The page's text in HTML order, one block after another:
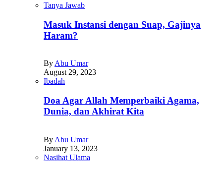
Tanya Jawab
Masuk Instansi dengan Suap, Gajinya
Haram?
By Abu Umar
August 29, 2023
Ibadah
Doa Agar Allah Memperbaiki Agama,
Dunia, dan Akhirat Kita
By Abu Umar
January 13, 2023
Nasihat Ulama